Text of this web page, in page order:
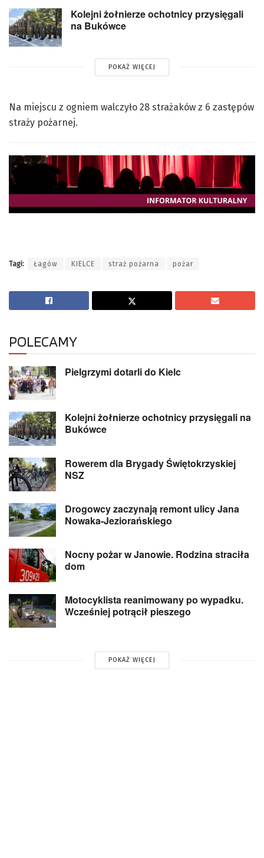
Kolejni żołnierze ochotnicy przysięgali
na Bukówce
POKAŻ WIĘCEJ
Na miejscu z ogniem walczyło 28 strażaków z 6 zastępów
straży pożarnej.
Tagi: Łagów KIELCE straż pożarna pożar
POLECAMY
Pielgrzymi dotarli do Kielc
Kolejni żołnierze ochotnicy przysięgali na
Bukówce
Rowerem dla Brygady Świętokrzyskiej
NSZ
Drogowcy zaczynają remont ulicy Jana
Nowaka-Jeziorańskiego
Nocny pożar w Janowie. Rodzina straciła
dom
Motocyklista reanimowany po wypadku.
Wcześniej potrącił pieszego
POKAŻ WIĘCEJ